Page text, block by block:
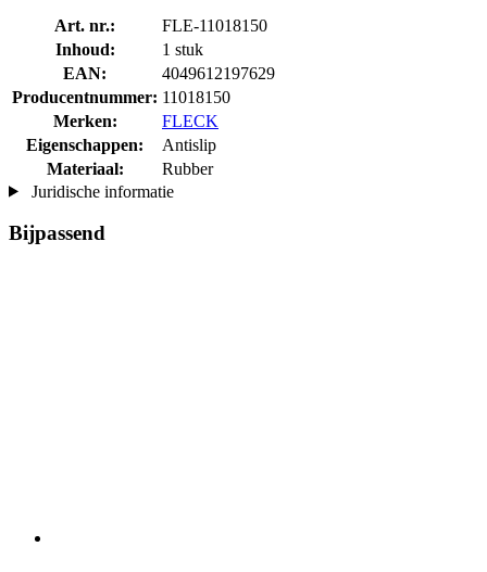
Art. nr.:
FLE-11018150
Inhoud:
1 stuk
EAN:
4049612197629
Producentnummer: 11018150
Merken:
FLECK
Eigenschappen:
Antislip
Materiaal:
Rubber
Juridische informatie
Bijpassend